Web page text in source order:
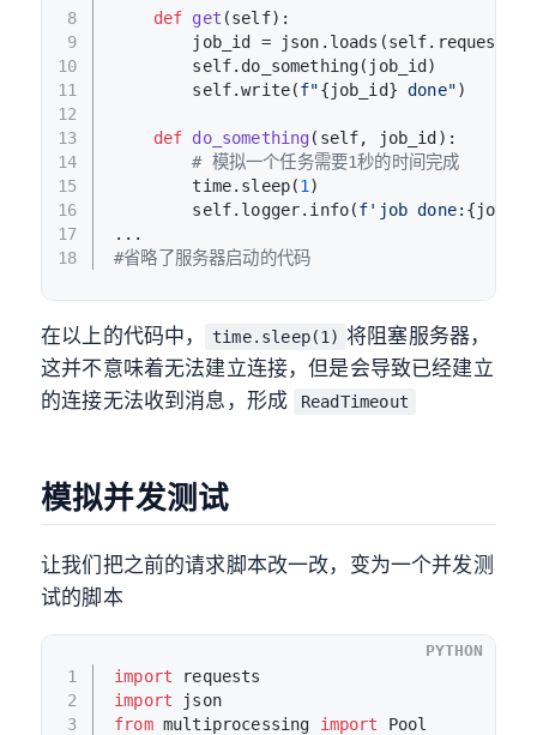
8
9
10
11
12
13
14
15
16
17
18
def get (self):
job_id =
        self.do_something(job_id)
        self.write(
f"{job_id} done")
def do_something ( self, job_id ):
# 模拟一个任务需要1秒的时间完成
        time.sleep(
1)
        self.logger.info(
f'job done:
...
#省略了服务器启动的代码
在以上的代码中， time.sleep(1) 将阻塞服务器，
这并不意味着无法建立连接，但是会导致已经建立
的连接无法收到消息，形成
ReadTimeout
模拟并发测试
让我们把之前的请求脚本改一改，变为一个并发测
试的脚本
1
2
3
import requests
import json
from multiprocessing import Pool
PYTHON